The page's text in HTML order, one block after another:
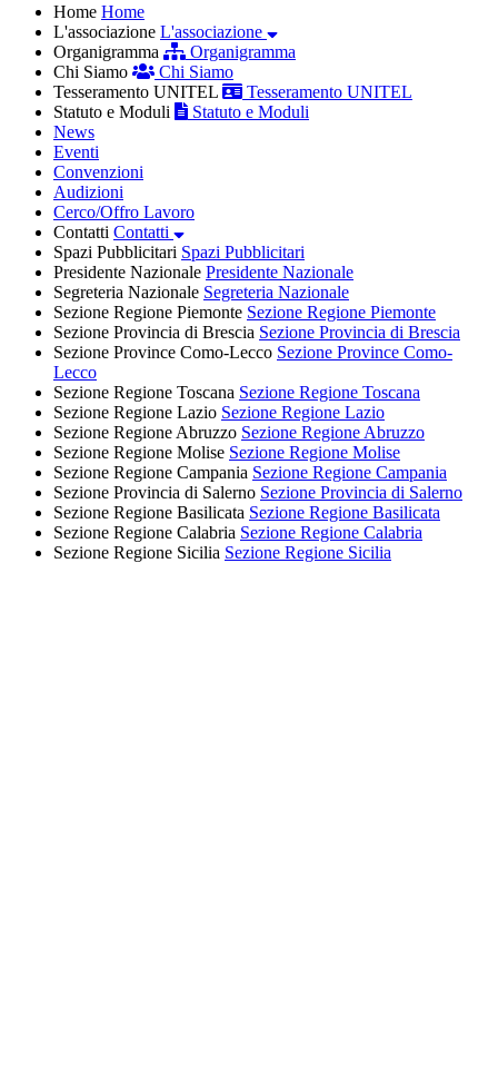
Home Home
L'associazione L'associazione
Organigramma
Organigramma
Chi Siamo
Chi Siamo
Tesseramento UNITEL
Tesseramento UNITEL
Statuto e Moduli
Statuto e Moduli
News
Eventi
Convenzioni
Audizioni
Cerco/Offro Lavoro
Contatti Contatti
Spazi Pubblicitari Spazi Pubblicitari
Presidente Nazionale Presidente Nazionale
Segreteria Nazionale Segreteria Nazionale
Sezione Regione Piemonte Sezione Regione Piemonte
Sezione Provincia di Brescia Sezione Provincia di Brescia
Sezione Province Como-Lecco Sezione Province Como-
Lecco
Sezione Regione Toscana Sezione Regione Toscana
Sezione Regione Lazio Sezione Regione Lazio
Sezione Regione Abruzzo Sezione Regione Abruzzo
Sezione Regione Molise Sezione Regione Molise
Sezione Regione Campania Sezione Regione Campania
Sezione Provincia di Salerno Sezione Provincia di Salerno
Sezione Regione Basilicata Sezione Regione Basilicata
Sezione Regione Calabria Sezione Regione Calabria
Sezione Regione Sicilia Sezione Regione Sicilia